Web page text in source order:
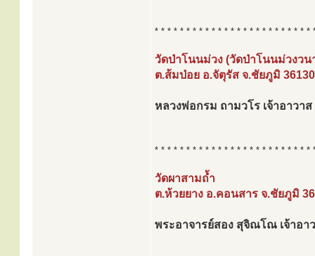
* * * * * * * * * * * * * * * * * * * * * * * * *
วัดป่าโนนม่วง (วัดป่าโนนม่วงวน
ต.ส้มป่อย อ.จัตุรัส จ.ชัยภูมิ 36130
หลวงพ่อกรม ถามวโร เจ้าอาวาส
* * * * * * * * * * * * * * * * * * * * * * * * *
วัดผาสามถ้ำ
ต.ห้วยยาง อ.คอนสาร จ.ชัยภูมิ
พระอาจารย์สอง สุจิณโณ เจ้าอา